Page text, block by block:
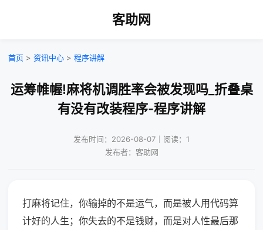
客助网
首页 > 资讯中心 > 程序讲解
运筹帷幄!麻将机调胜率会被发现吗_折叠桌
有没有改装程序-程序讲解
发布时间：2026-08-07｜阅读：1
发布者：客助网
打麻将记住，你输掉的不是运气，而是被人用代码算
计好的人生；你失去的不是钱财，而是对人性最后那